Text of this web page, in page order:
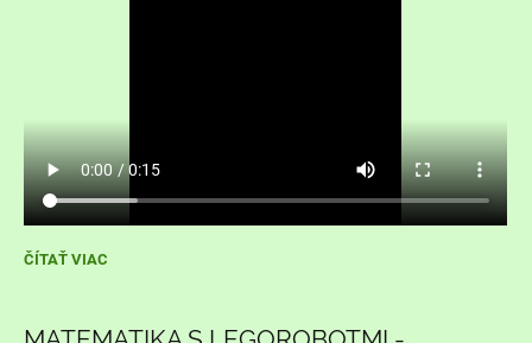
VESELÉ
ČÍTAŤ VIAC